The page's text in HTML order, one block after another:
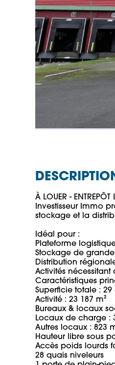
À LOUER -
Investisseur Immo
stockage et la
Idéal pour :
Plateforme
Stockage de
Distribution
Activités
Caractéristiques
Superficie totale : 29
Activité : 23 187 m²
Bureaux & locaux
Locaux de charge :
Autres locaux : 823
Hauteur libre sous
Accès poids lourds
28 quais niveleurs